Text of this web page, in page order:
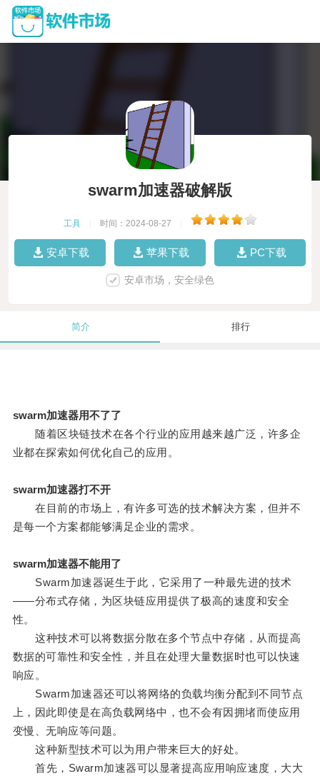
swarm加速器破解版
工具 时间：2024-08-27
安卓下载 苹果下载 PC下载
安卓市场，安全绿色
简介 排行
swarm加速器用不了了
随着区块链技术在各个行业的应用越来越广泛，许多企
业都在探索如何优化自己的应用。
swarm加速器打不开
在目前的市场上，有许多可选的技术解决方案，但并不
是每一个方案都能够满足企业的需求。
swarm加速器不能用了
Swarm加速器诞生于此，它采用了一种最先进的技术
——分布式存储，为区块链应用提供了极高的速度和安全
性。
这种技术可以将数据分散在多个节点中存储，从而提高
数据的可靠性和安全性，并且在处理大量数据时也可以快速
响应。
Swarm加速器还可以将网络的负载均衡分配到不同节点
上，因此即使是在高负载网络中，也不会有因拥堵而使应用
变慢、无响应等问题。
这种新型技术可以为用户带来巨大的好处。
首先，Swarm加速器可以显著提高应用响应速度，大大